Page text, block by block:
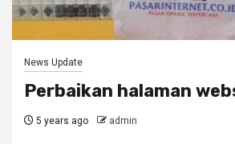
News Update
Perbaikan halaman
5 years ago admin